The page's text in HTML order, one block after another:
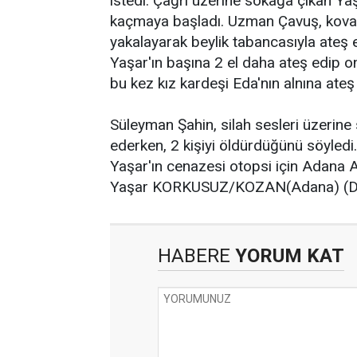
kaçmaya başladı. Uzman Çavuş,
yakalayarak beylik tabancasıyla ateş
Yaşar'ın başına 2 el daha ateş edip
bu kez kız kardeşi Eda'nın alnına
Süleyman Şahin, silah sesleri
ederken, 2 kişiyi öldürdüğünü
Yaşar'ın cenazesi otopsi için Adana
Yaşar KORKUSUZ/KOZAN(Adana)
HABERE YORUM KAT